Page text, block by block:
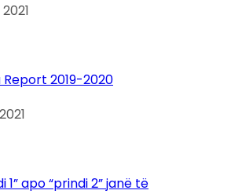
2019-2020
1” apo “prindi 2” janë të